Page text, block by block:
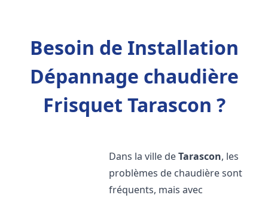
Besoin de Installation
Dépannage chaudière
Frisquet Tarascon ?
Dans la ville deTarascon, les
problèmes de chaudière sont
fréquents, mais avec